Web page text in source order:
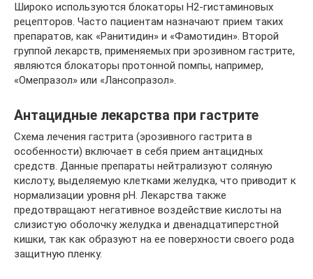
Широко используются блокаторы Н2-гистаминовых
рецепторов. Часто пациентам назначают прием таких
препаратов, как «Ранитидин» и «Фамотидин». Второй
группой лекарств, применяемых при эрозивном гастрите,
являются блокаторы протонной помпы, например,
«Омепразол» или «Лансопразол».
Антацидные лекарства при гастрите
Схема лечения гастрита (эрозивного гастрита в
особенности) включает в себя прием антацидных
средств. Данные препараты нейтрализуют соляную
кислоту, выделяемую клетками желудка, что приводит к
нормализации уровня рН. Лекарства также
предотвращают негативное воздействие кислоты на
слизистую оболочку желудка и двенадцатиперстной
кишки, так как образуют на ее поверхности своего рода
защитную пленку.